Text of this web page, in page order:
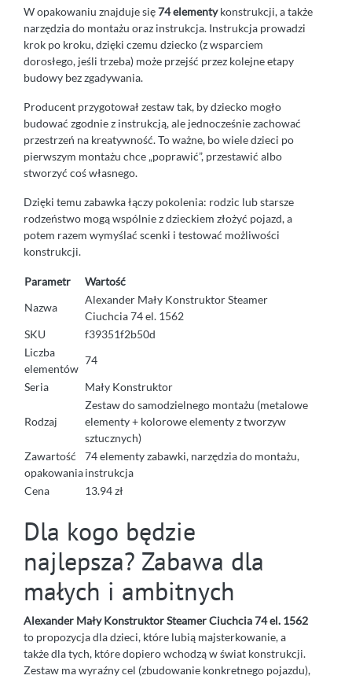
W opakowaniu znajduje się74 elementykonstrukcji, a także
narzędzia do montażu oraz instrukcja. Instrukcja prowadzi
krok po kroku, dzięki czemu dziecko (z wsparciem
dorosłego, jeśli trzeba) może przejść przez kolejne etapy
budowy bez zgadywania.
Producent przygotował zestaw tak, by dziecko mogło
budować zgodnie z instrukcją, ale jednocześnie zachować
przestrzeń na kreatywność. To ważne, bo wiele dzieci po
pierwszym montażu chce „poprawić”, przestawić albo
stworzyć coś własnego.
Dzięki temu zabawka łączy pokolenia: rodzic lub starsze
rodzeństwo mogą wspólnie z dzieckiem złożyć pojazd, a
potem razem wymyślać scenki i testować możliwości
konstrukcji.
Parametr
Wartość
Nazwa
Alexander Mały Konstruktor Steamer
Ciuchcia 74 el. 1562
SKU
f39351f2b50d
Liczba
elementów
74
Seria
Mały Konstruktor
Rodzaj
Zestaw do samodzielnego montażu (metalowe
elementy + kolorowe elementy z tworzyw
sztucznych)
Zawartość
opakowania
74 elementy zabawki, narzędzia do montażu,
instrukcja
Cena
13.94 zł
Dla kogo będzie
najlepsza? Zabawa dla
małych i ambitnych
Alexander Mały Konstruktor Steamer Ciuchcia 74 el. 1562
to propozycja dla dzieci, które lubią majsterkowanie, a
także dla tych, które dopiero wchodzą w świat konstrukcji.
Zestaw ma wyraźny cel (zbudowanie konkretnego pojazdu),